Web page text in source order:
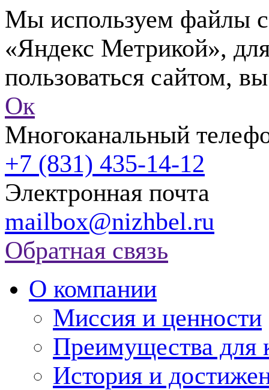
Мы используем файлы
«Яндекс Метрикой»,
пользоваться сайтом,
Ок
Многоканальный
+7 (831) 435-14-12
Электронная почта
mailbox@nizhbel.ru
Обратная связь
О компании
Миссия и ценности
Преимущества для
История и